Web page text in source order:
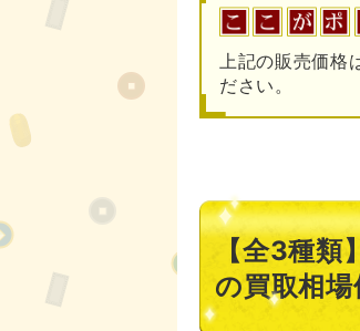
上記の販売価格
ださい。
【全3種
の買取相場